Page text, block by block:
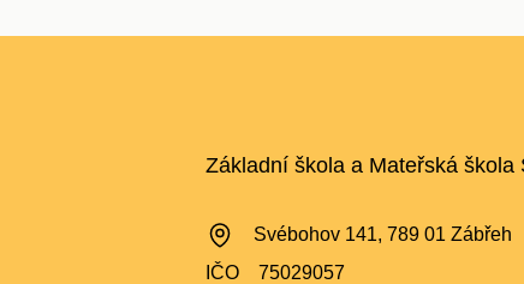
Základní škola a Mateřská škola
Svébohov 141, 789 01 Zábřeh
IČO
75029057